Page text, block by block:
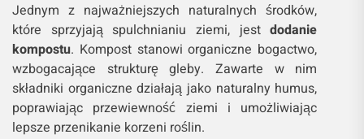
Jednym z najważniejszych naturalnych środków,
które sprzyjają spulchnianiu ziemi, jestdodanie
kompostu. Kompost stanowi organiczne bogactwo,
wzbogacające strukturę gleby. Zawarte w nim
składniki organiczne działają jako naturalny humus,
poprawiając przewiewność ziemi i umożliwiając
lepsze przenikanie korzeni roślin.